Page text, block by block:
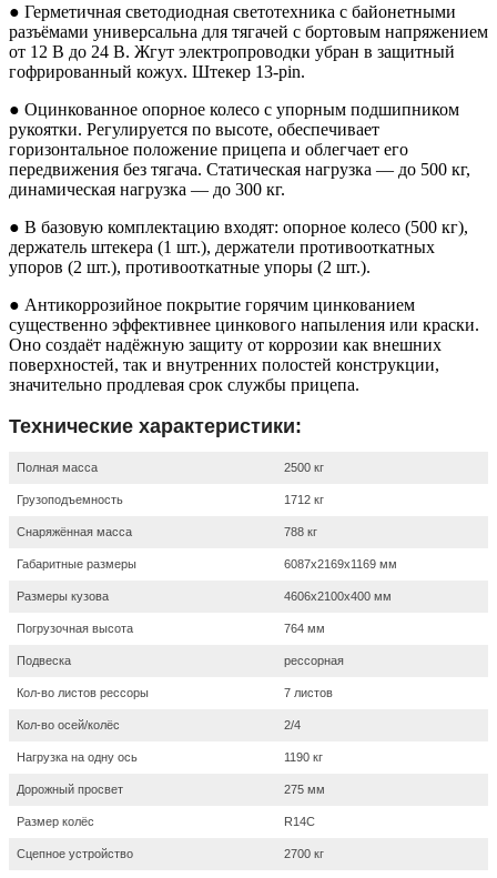
● Герметичная светодиодная светотехника с байонетными
разъёмами универсальна для тягачей с бортовым напряжением
от 12 В до 24 В. Жгут электропроводки убран в защитный
гофрированный кожух. Штекер 13-pin.
● Оцинкованное опорное колесо с упорным подшипником
рукоятки. Регулируется по высоте, обеспечивает
горизонтальное положение прицепа и облегчает его
передвижения без тягача. Статическая нагрузка — до 500 кг,
динамическая нагрузка — до 300 кг.
● В базовую комплектацию входят: опорное колесо (500 кг),
держатель штекера (1 шт.), держатели противооткатных
упоров (2 шт.), противооткатные упоры (2 шт.).
● Антикоррозийное покрытие горячим цинкованием
существенно эффективнее цинкового напыления или краски.
Оно создаёт надёжную защиту от коррозии как внешних
поверхностей, так и внутренних полостей конструкции,
значительно продлевая срок службы прицепа.
Технические характеристики:
Полная масса 2500 кг
Грузоподъемность 1712 кг
Снаряжённая масса 788 кг
Габаритные размеры 6087х2169х1169 мм
Размеры кузова 4606х2100х400 мм
Погрузочная высота 764 мм
Подвеска рессорная
Кол-во листов рессоры 7 листов
Кол-во осей/колёс 2/4
Нагрузка на одну ось 1190 кг
Дорожный просвет 275 мм
Размер колёс R14С
Сцепное устройство 2700 кг